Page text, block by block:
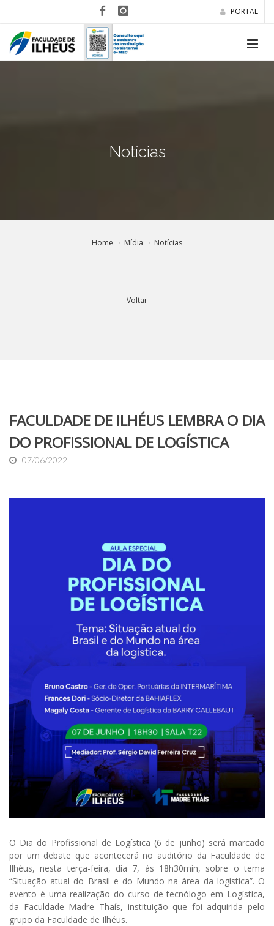
PORTAL
Notícias
Home Mídia Notícias
Voltar
FACULDADE DE ILHÉUS LEMBRA O DIA
DO PROFISSIONAL DE LOGÍSTICA
07/06/2022
O Dia do Profissional de Logística (6 de junho) será marcado
por um debate que acontecerá no auditório da Faculdade de
Ilhéus, nesta terça-feira, dia 7, às 18h30min, sobre o tema
“Situação atual do Brasil e do Mundo na área da logística”. O
evento é uma realização do curso de tecnólogo em Logística,
da Faculdade Madre Thaís, instituição que foi adquirida pelo
grupo da Faculdade de Ilhéus.